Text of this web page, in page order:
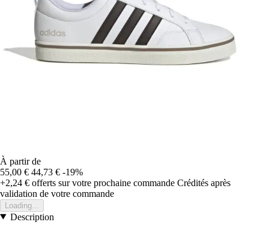
À partir de
55,00 € 44,73 € -19%
+2,24 € offerts sur votre prochaine commande Crédités après
validation de votre commande
Loading...
Description